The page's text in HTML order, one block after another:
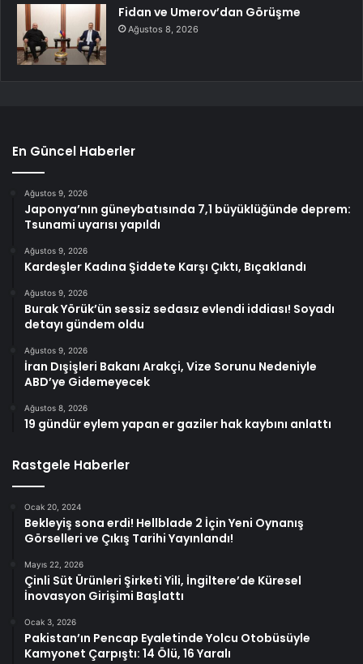
Fidan ve Umerov’dan Görüşme
Ağustos 8, 2026
En Güncel Haberler
Ağustos 9, 2026
Japonya’nın güneybatısında 7,1 büyüklüğünde deprem:
Tsunami uyarısı yapıldı
Ağustos 9, 2026
Kardeşler Kadına Şiddete Karşı Çıktı, Bıçaklandı
Ağustos 9, 2026
Burak Yörük’ün sessiz sedasız evlendi iddiası! Soyadı
detayı gündem oldu
Ağustos 9, 2026
İran Dışişleri Bakanı Arakçi, Vize Sorunu Nedeniyle
ABD’ye Gidemeyecek
Ağustos 8, 2026
19 gündür eylem yapan er gaziler hak kaybını anlattı
Rastgele Haberler
Ocak 20, 2024
Bekleyiş sona erdi! Hellblade 2 İçin Yeni Oynanış
Görselleri ve Çıkış Tarihi Yayınlandı!
Mayıs 22, 2026
Çinli Süt Ürünleri Şirketi Yili, İngiltere’de Küresel
İnovasyon Girişimi Başlattı
Ocak 3, 2026
Pakistan’ın Pencap Eyaletinde Yolcu Otobüsüyle
Kamyonet Çarpıştı: 14 Ölü, 16 Yaralı